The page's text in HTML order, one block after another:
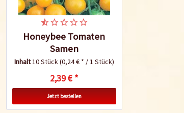
Honeybee Tomaten
Samen
Inhalt10 Stück(0,24 € * / 1 Stück)
2,39 € *
Jetzt bestellen